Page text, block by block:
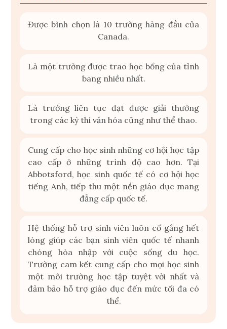
Được bình chọn là 10 trường hàng đầu của
Canada.
Là một trường được trao học bổng của tỉnh
bang nhiều nhất.
Là trường liên tục đạt được giải thưởng
trong các kỳ thi văn hóa cũng như thể thao.
Cung cấp cho học sinh những cơ hội học tập
cao cấp ở những trình độ cao hơn. Tại
Abbotsford, học sinh quốc tế có cơ hội học
tiếng Anh, tiếp thu một nền giáo dục mang
đẳng cấp quốc tế.
Hệ thống hỗ trợ sinh viên luôn cố gắng hết
lòng giúp các bạn sinh viên quốc tế nhanh
chóng hòa nhập với cuộc sống du học.
Trường cam kết cung cấp cho mọi học sinh
một môi trường học tập tuyệt vời nhất và
đảm bảo hỗ trợ giáo dục đến mức tối đa có
thể.